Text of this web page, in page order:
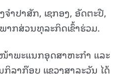
າປາສັກ, ເຊກອງ, ອັດຕະປື,
ກສ່ວນທຸລະກິດເຂົ້າຮ່ວມ.
າພະແນກອຸດສາຫະກໍາ ແລະ
ລາກ໊ອບ ແຂວງສາລະວັນ ໄດ້